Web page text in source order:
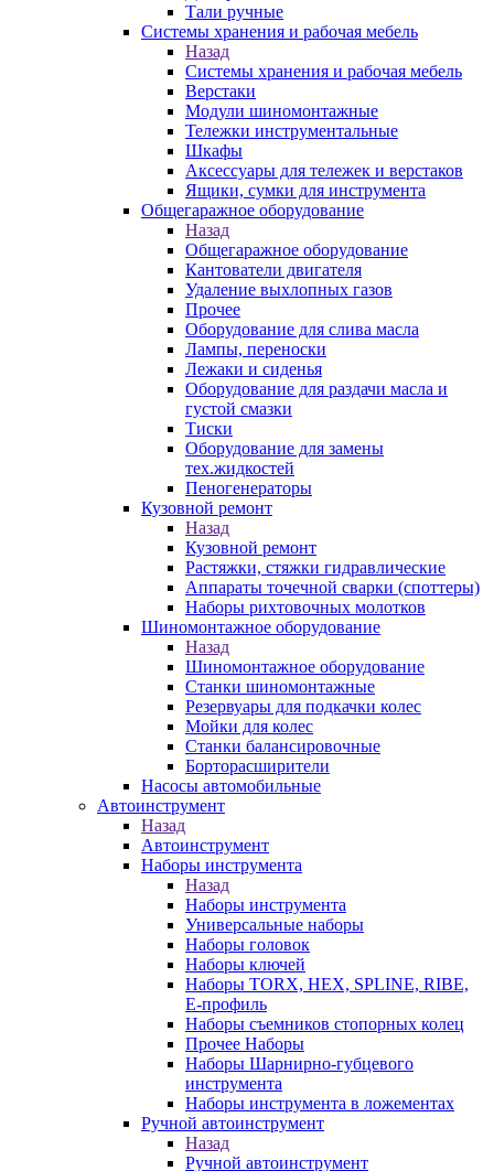
Тали ручные
Системы хранения и рабочая мебель
Назад
Системы хранения и рабочая мебель
Верстаки
Модули шиномонтажные
Тележки инструментальные
Шкафы
Аксессуары для тележек и верстаков
Ящики, сумки для инструмента
Общегаражное оборудование
Назад
Общегаражное оборудование
Кантователи двигателя
Удаление выхлопных газов
Прочее
Оборудование для слива масла
Лампы, переноски
Лежаки и сиденья
Оборудование для раздачи масла и
густой смазки
Тиски
Оборудование для замены
тех.жидкостей
Пеногенераторы
Кузовной ремонт
Назад
Кузовной ремонт
Растяжки, стяжки гидравлические
Аппараты точечной сварки (споттеры)
Наборы рихтовочных молотков
Шиномонтажное оборудование
Назад
Шиномонтажное оборудование
Станки шиномонтажные
Резервуары для подкачки колес
Мойки для колес
Станки балансировочные
Борторасширители
Насосы автомобильные
Автоинструмент
Назад
Автоинструмент
Наборы инструмента
Назад
Наборы инструмента
Универсальные наборы
Наборы головок
Наборы ключей
Наборы TORX, HEX, SPLINE, RIBE,
E-профиль
Наборы съемников стопорных колец
Прочее Наборы
Наборы Шарнирно-губцевого
инструмента
Наборы инструмента в ложементах
Ручной автоинструмент
Назад
Ручной автоинструмент